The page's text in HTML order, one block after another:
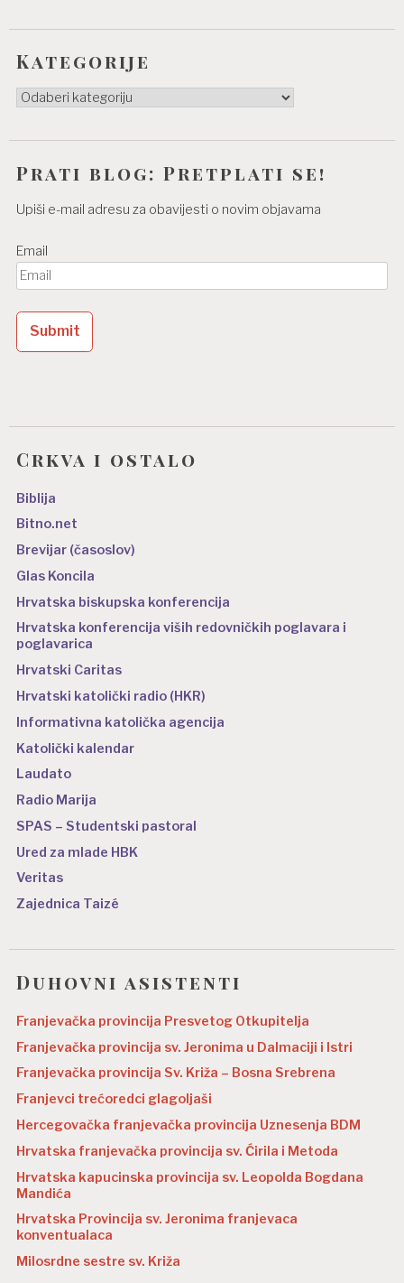
Kategorije
Kategorije
Prati blog: Pretplati se!
Upiši e-mail adresu za obavijesti o novim objavama
Email
Crkva i ostalo
Biblija
Bitno.net
Brevijar (časoslov)
Glas Koncila
Hrvatska biskupska konferencija
Hrvatska konferencija viših redovničkih poglavara i
poglavarica
Hrvatski Caritas
Hrvatski katolički radio (HKR)
Informativna katolička agencija
Katolički kalendar
Laudato
Radio Marija
SPAS – Studentski pastoral
Ured za mlade HBK
Veritas
Zajednica Taizé
Duhovni asistenti
Franjevačka provincija Presvetog Otkupitelja
Franjevačka provincija sv. Jeronima u Dalmaciji i Istri
Franjevačka provincija Sv. Križa – Bosna Srebrena
Franjevci trećoredci glagoljaši
Hercegovačka franjevačka provincija Uznesenja BDM
Hrvatska franjevačka provincija sv. Ćirila i Metoda
Hrvatska kapucinska provincija sv. Leopolda Bogdana
Mandića
Hrvatska Provincija sv. Jeronima franjevaca
konventualaca
Milosrdne sestre sv. Križa